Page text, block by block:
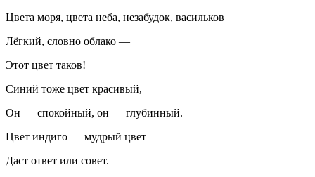
Цвета моря, цвета неба, незабудок, васильков
Лёгкий, словно облако —
Этот цвет таков!
Синий тоже цвет красивый,
Он — спокойный, он — глубинный.
Цвет индиго — мудрый цвет
Даст ответ или совет.